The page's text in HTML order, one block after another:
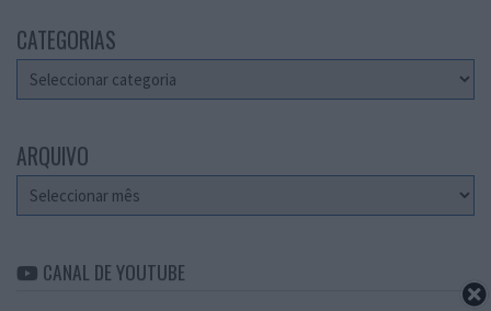
CATEGORIAS
Categorias
ARQUIVO
Arquivo
CANAL DE YOUTUBE